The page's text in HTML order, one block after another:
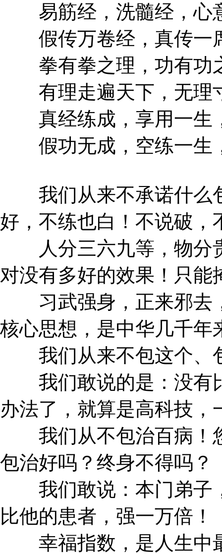
易筋经，洗髓经，心
假传万卷经，真传一
拳有拳之理，功有功
有理走遍天下，无理
真经练成，享用一生
假功无成，空练一生
我们从来不承诺什么
好，不练也白！不说破，
人分三六九等，物分
对没有多好的效果！只能
习武强身，正来邪去
核心思想，是中华几千年
我们从来不包这个、
我们敢说的是：没有
办法了，就算是高科技，
我们从不包治百病！
包治好吗？终身不得吗？
我们敢说：本门弟子
比他的患者，强一万倍！
幸福指数，是人生中